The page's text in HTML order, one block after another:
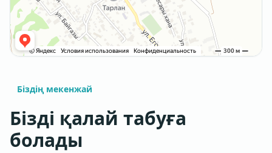
Біздің мекенжай
Бізді қалай табуға
болады